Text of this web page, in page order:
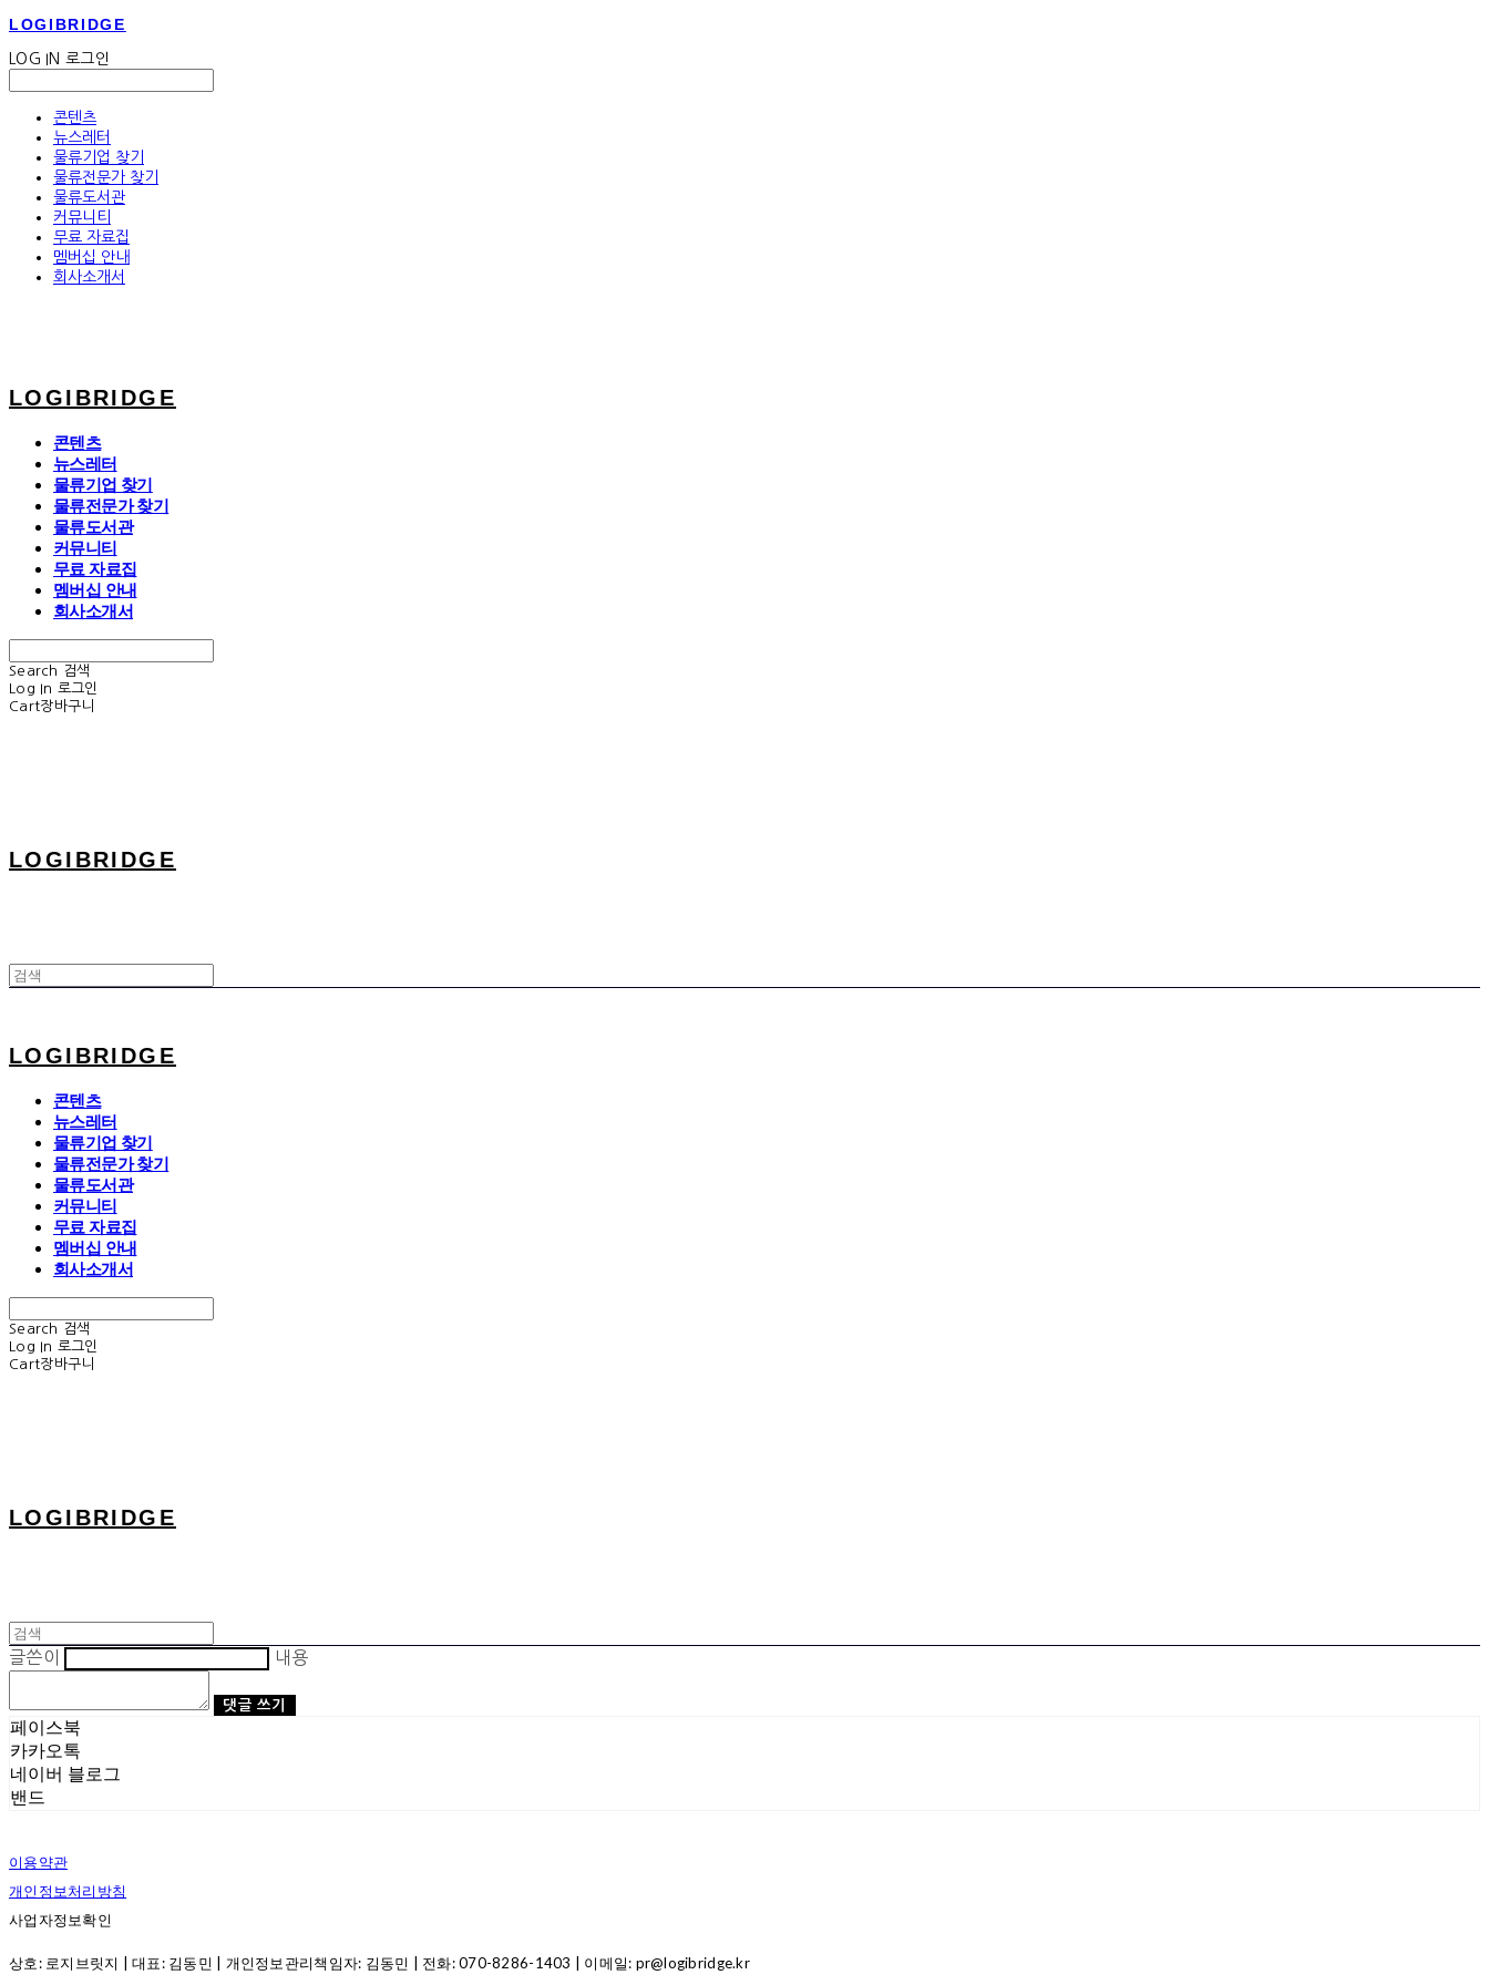
LOGIBRIDGE
LOG IN 로그인
콘텐츠
뉴스레터
물류기업 찾기
물류전문가 찾기
물류도서관
커뮤니티
무료 자료집
멤버십 안내
회사소개서
LOGIBRIDGE
콘텐츠
뉴스레터
물류기업 찾기
물류전문가 찾기
물류도서관
커뮤니티
무료 자료집
멤버십 안내
회사소개서
Search
검색
Log In 로그인
Cart장바구니
LOGIBRIDGE
LOGIBRIDGE
콘텐츠
뉴스레터
물류기업 찾기
물류전문가 찾기
물류도서관
커뮤니티
무료 자료집
멤버십 안내
회사소개서
Search
검색
Log In 로그인
Cart장바구니
LOGIBRIDGE
글쓴이 내용
댓글 쓰기
페이스북
카카오톡
네이버 블로그
밴드
이용약관
개인정보처리방침
사업자정보확인
상호: 로지브릿지 | 대표: 김동민 | 개인정보관리책임자: 김동민 | 전화: 070-8286-1403 | 이메일: pr@logibridge.kr